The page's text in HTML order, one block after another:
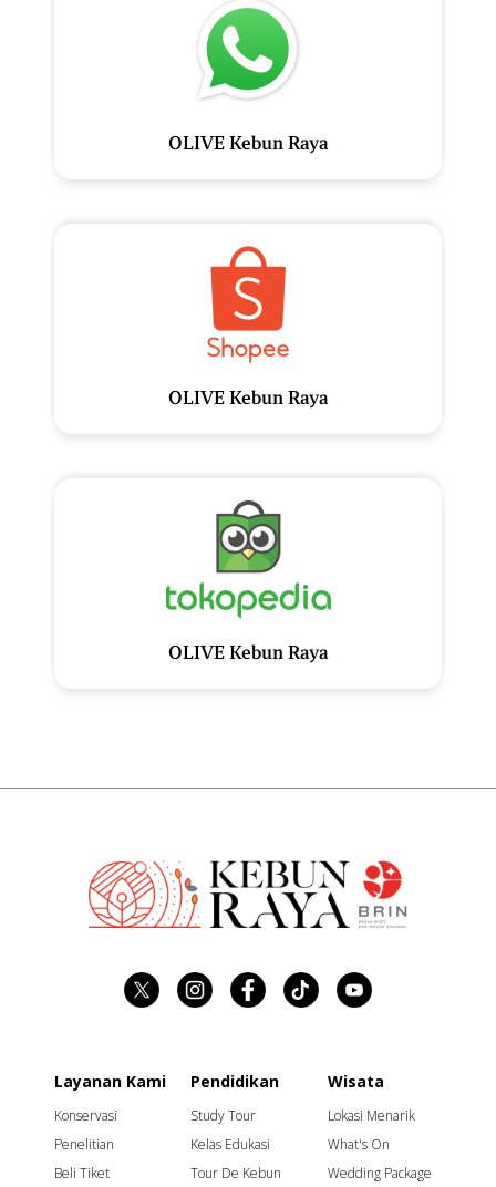
OLIVE Kebun Raya
OLIVE Kebun Raya
OLIVE Kebun Raya
Layanan Kami
Konservasi
Penelitian
Beli Tiket
Pendidikan
Study Tour
Kelas Edukasi
Tour De Kebun
Wisata
Lokasi Menarik
What's On
Wedding Package